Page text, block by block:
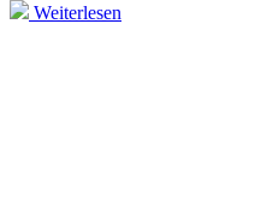
Weiterlesen